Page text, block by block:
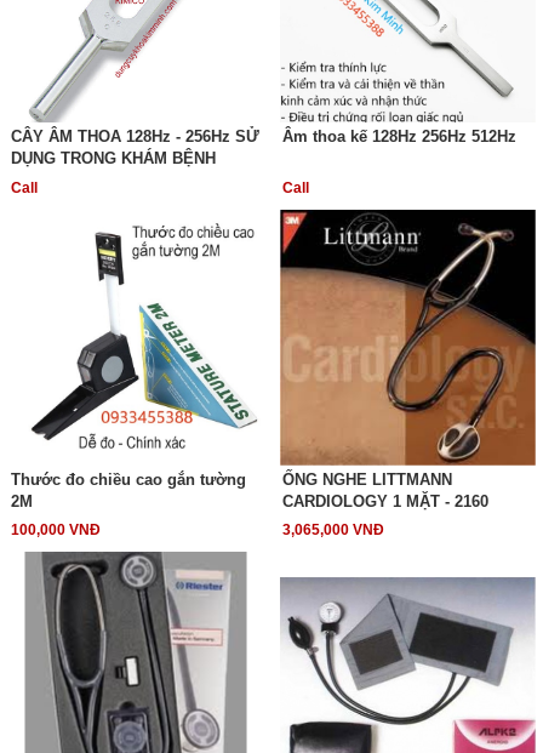
CÂY ÂM THOA 128Hz - 256Hz SỬ
DỤNG TRONG KHÁM BỆNH
Call
Âm thoa kế 128Hz 256Hz 512Hz
Call
Thước đo chiều cao gắn tường
2M
100,000 VNĐ
ỐNG NGHE LITTMANN
CARDIOLOGY 1 MẶT - 2160
3,065,000 VNĐ